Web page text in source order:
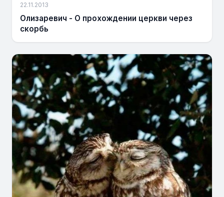
22.11.2013
Олизаревич - О прохождении церкви через
скорбь